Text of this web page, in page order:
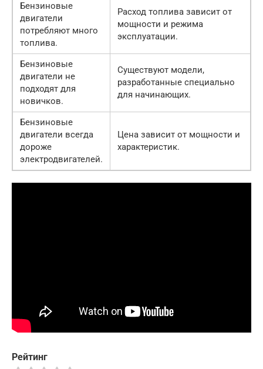
Бензиновые
двигатели
потребляют много
топлива.
Расход топлива зависит от
мощности и режима
эксплуатации.
Бензиновые
двигатели не
подходят для
новичков.
Существуют модели,
разработанные специально
для начинающих.
Бензиновые
двигатели всегда
дороже
электродвигателей.
Цена зависит от мощности и
характеристик.
Рейтинг